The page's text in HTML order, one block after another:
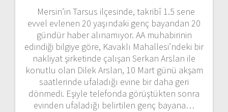
Mersin’in Tarsus ilçesinde, takribî 1.5 sene
evvel evlenen 20 yaşındaki genç bayandan 20
gündür haber alınamıyor. AA muhabirinin
edindiği bilgiye göre, Kavaklı Mahallesi’ndeki bir
nakliyat şirketinde çalışan Serkan Arslan ile
konutlu olan Dilek Arslan, 10 Mart günü akşam
saatlerinde ufaladığı evine bir daha geri
dönmedi. Eşiyle telefonda görüştükten sonra
evinden ufaladığı belirtilen genç bayana…